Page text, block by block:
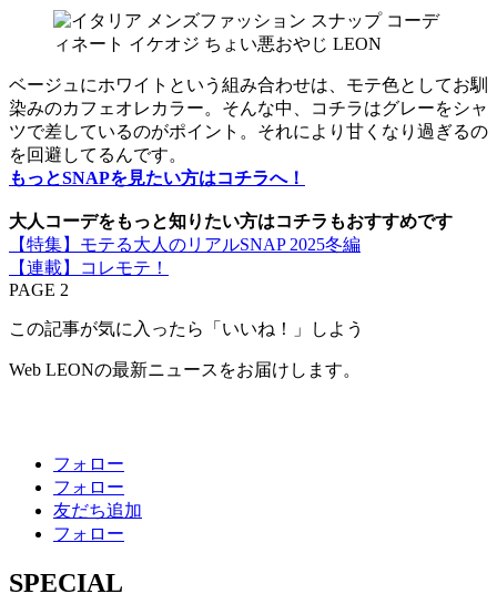
ベージュにホワイトという組み合わせは、モテ色としてお馴
染みのカフェオレカラー。そんな中、コチラはグレーをシャ
ツで差しているのがポイント。それにより甘くなり過ぎるの
を回避してるんです。
もっとSNAPを見たい方はコチラへ！
大人コーデをもっと知りたい方はコチラもおすすめです
【特集】モテる大人のリアルSNAP 2025冬編
【連載】コレモテ！
PAGE 2
この記事が気に入ったら「いいね！」しよう
Web LEONの最新ニュースをお届けします。
フォロー
フォロー
友だち追加
フォロー
SPECIAL